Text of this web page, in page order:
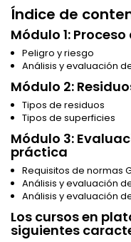
Índice de
Módulo 1:
Peligro y riesgo
Análisis y evaluación
Módulo 2:
Tipos de residuos
Tipos de superficies
Módulo 3:
práctica
Requisitos de normas
Análisis y evaluación
Análisis y evaluación
Los cursos en
siguientes